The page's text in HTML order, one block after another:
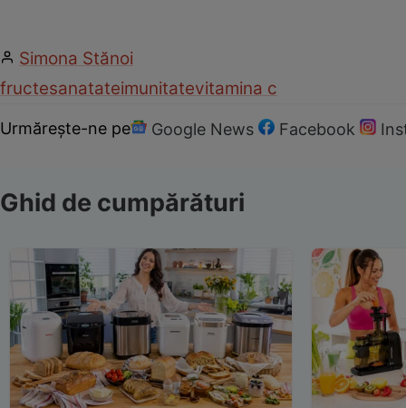
Simona Stănoi
fructesanatateimunitatevitamina c
Urmărește-ne pe Google News Facebook
Ghid de cumpărături